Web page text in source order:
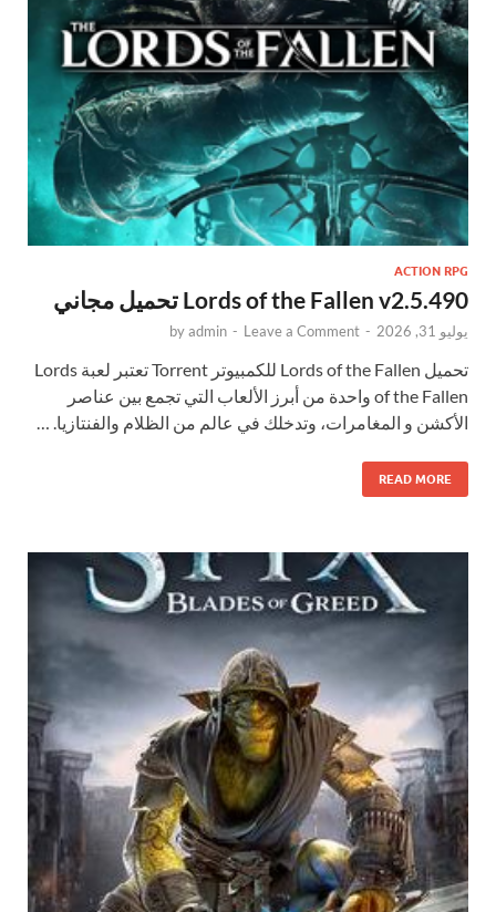
ACTION RPG
Lords of the Fallen v2.5.490 تحميل مجاني
يوليو 31, 2026 -
byadmin - Leave a Comment
تحميل Lords of the Fallen للكمبيوتر Torrent تعتبر لعبة Lords
of the Fallen واحدة من أبرز الألعاب التي تجمع بين عناصر
الأكشن و المغامرات، وتدخلك في عالم من الظلام والفنتازيا. …
READ MORE